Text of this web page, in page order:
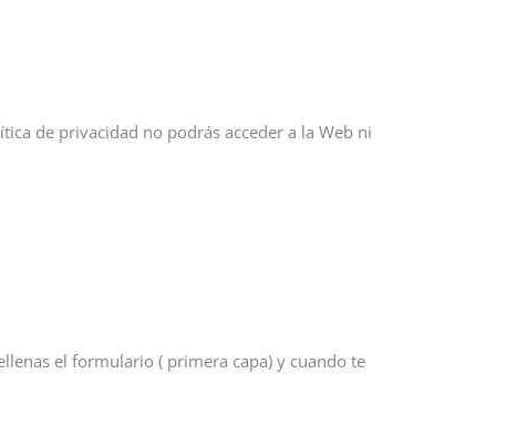
de privacidad no podrás acceder a la Web ni
el formulario ( primera capa) y cuando te